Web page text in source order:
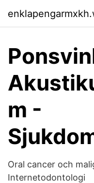
m -
Oral cancer och
Internetodontologi